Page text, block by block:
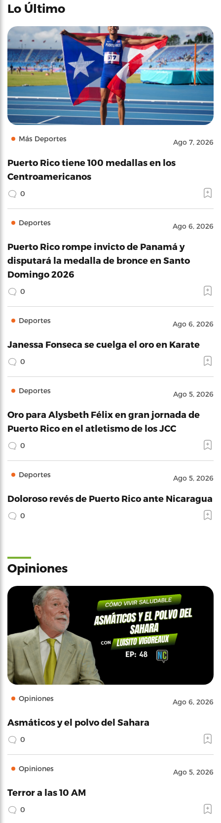
Lo Último
Más Deportes Ago 7, 2026
Puerto Rico tiene 100 medallas en los
Centroamericanos
0
Deportes Ago 6, 2026
Puerto Rico rompe invicto de Panamá y
disputará la medalla de bronce en Santo
Domingo 2026
0
Deportes Ago 6, 2026
Janessa Fonseca se cuelga el oro en Karate
0
Deportes Ago 5, 2026
Oro para Alysbeth Félix en gran jornada de
Puerto Rico en el atletismo de los JCC
0
Deportes Ago 5, 2026
Doloroso revés de Puerto Rico ante Nicaragua
0
Opiniones
Opiniones Ago 6, 2026
Asmáticos y el polvo del Sahara
0
Opiniones Ago 5, 2026
Terror a las 10 AM
0